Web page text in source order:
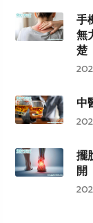
手
無
楚
中
擺
開